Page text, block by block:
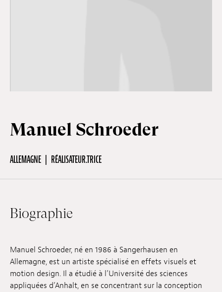
Scolaire
FR
Soumissions
Archives
Manuel Schroeder
ALLEMAGNE RÉALISATEUR.TRICE
Biographie
Manuel Schroeder, né en 1986 à Sangerhausen en
Allemagne, est un artiste spécialisé en effets visuels et
motion design. Il a étudié à l’Université des sciences
appliquées d’Anhalt, en se concentrant sur la conception